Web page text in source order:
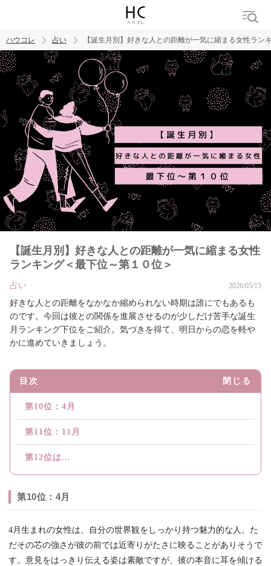
トレンド ワード
ハウコレ 占い 【誕生月別】好きな人との距離が一気に縮まる女性ラン
【誕生月別】好きな人との距離が一気に縮まる女性
ランキング＜最下位～第１０位＞
占い 2026/05/15
好きな人との距離をなかなか縮められない時期は誰にでもあるも
のです。今回は彼との関係を進展させるのが少しだけ苦手な誕生
月ランキング下位をご紹介。気づきを得て、明日からの恋を軽や
かに進めていきましょう。
目次 閉じる
第10位：4月
第11位：11月
第12位は...
第10位：4月
4月生まれの女性は、自分の世界観をしっかり持つ魅力的な人。た
だその芯の強さが彼の前では近寄りがたさに映ることがありそうで
す。意見をはっきり伝える姿は素敵ですが、彼の本音に耳を傾ける